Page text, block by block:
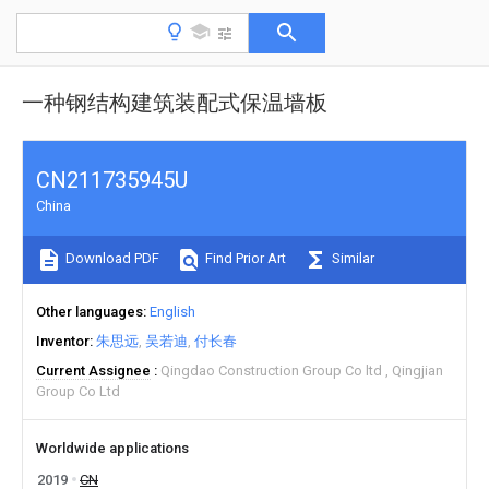
一种钢结构建筑装配式保温墙板
CN211735945U
China
Download PDF Find Prior Art Similar
Other languages English
Inventor 朱思远 吴若迪 付长春
Current Assignee
Qingdao Construction Group Co ltd
Qingjian
Group Co Ltd
Worldwide applications
2019
CN